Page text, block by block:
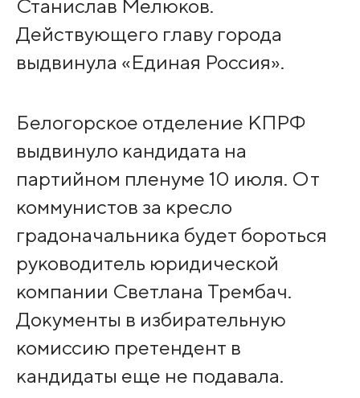
Станислав Мелюков.
Действующего главу города
выдвинула «Единая Россия».
Белогорское отделение КПРФ
выдвинуло кандидата на
партийном пленуме 10 июля. От
коммунистов за кресло
градоначальника будет бороться
руководитель юридической
компании Светлана Трембач.
Документы в избирательную
комиссию претендент в
кандидаты еще не подавала.